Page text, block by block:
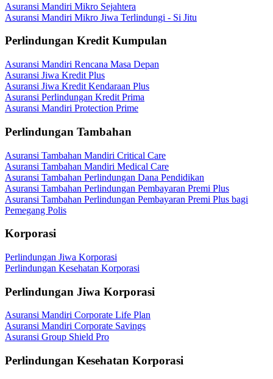
Asuransi Mandiri Mikro Sejahtera
Asuransi Mandiri Mikro Jiwa Terlindungi - Si Jitu
Perlindungan Kredit Kumpulan
Asuransi Mandiri Rencana Masa Depan
Asuransi Jiwa Kredit Plus
Asuransi Jiwa Kredit Kendaraan Plus
Asuransi Perlindungan Kredit Prima
Asuransi Mandiri Protection Prime
Perlindungan Tambahan
Asuransi Tambahan Mandiri Critical Care
Asuransi Tambahan Mandiri Medical Care
Asuransi Tambahan Perlindungan Dana Pendidikan
Asuransi Tambahan Perlindungan Pembayaran Premi Plus
Asuransi Tambahan Perlindungan Pembayaran Premi Plus bagi
Pemegang Polis
Korporasi
Perlindungan Jiwa Korporasi
Perlindungan Kesehatan Korporasi
Perlindungan Jiwa Korporasi
Asuransi Mandiri Corporate Life Plan
Asuransi Mandiri Corporate Savings
Asuransi Group Shield Pro
Perlindungan Kesehatan Korporasi